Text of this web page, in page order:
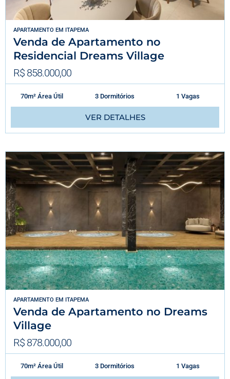
APARTAMENTO EM ITAPEMA
Venda de Apartamento no
Residencial Dreams Village
R$ 858.000,00
70m² Área Útil 3 Dormitórios 1 Vagas
VER DETALHES
APARTAMENTO EM ITAPEMA
Venda de Apartamento no Dreams
Village
R$ 878.000,00
70m² Área Útil 3 Dormitórios 1 Vagas